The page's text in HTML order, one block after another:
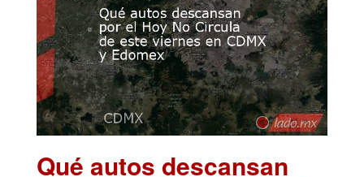
Qué autos descansan